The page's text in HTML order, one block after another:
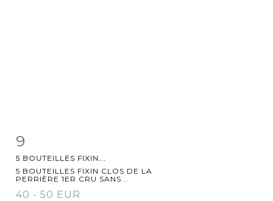
9
5 BOUTEILLES FIXIN...
5 BOUTEILLES FIXIN CLOS DE LA
PERRIÈRE 1ER CRU SANS...
40 - 50 EUR